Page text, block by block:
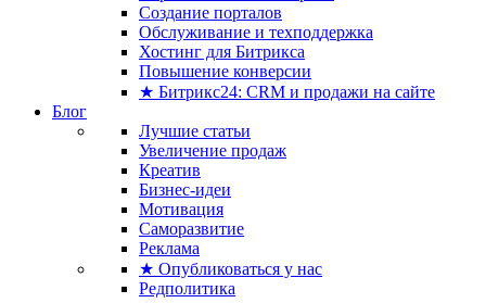
Создание порталов
Обслуживание и техподдержка
Хостинг для Битрикса
Повышение конверсии
★ Битрикс24: CRM и продажи на сайте
Блог
Лучшие статьи
Увеличение продаж
Креатив
Бизнес-идеи
Мотивация
Саморазвитие
Реклама
★ Опубликоваться у нас
Редполитика